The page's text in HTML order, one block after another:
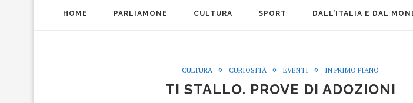
HOME PARLIAMONE CULTURA SPORT DALL’ITALIA E DAL
CULTURA CURIOSITÀ EVENTI IN PRIMO PIANO
TI STALLO. PROVE DI ADOZIONI